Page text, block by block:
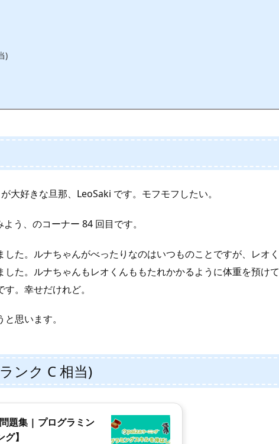
)
大好きな旦那、LeoSaki です。モフモフしたい。
う、のコーナー 84 回目です。
た。ルナちゃんがべったりなのはいつものことですが、レオく
た。ルナちゃんもレオくんももたれかかるように体重を預けて
。幸せだけれど。
思います。
ンク C 相当)
題集 | プログラミン
】